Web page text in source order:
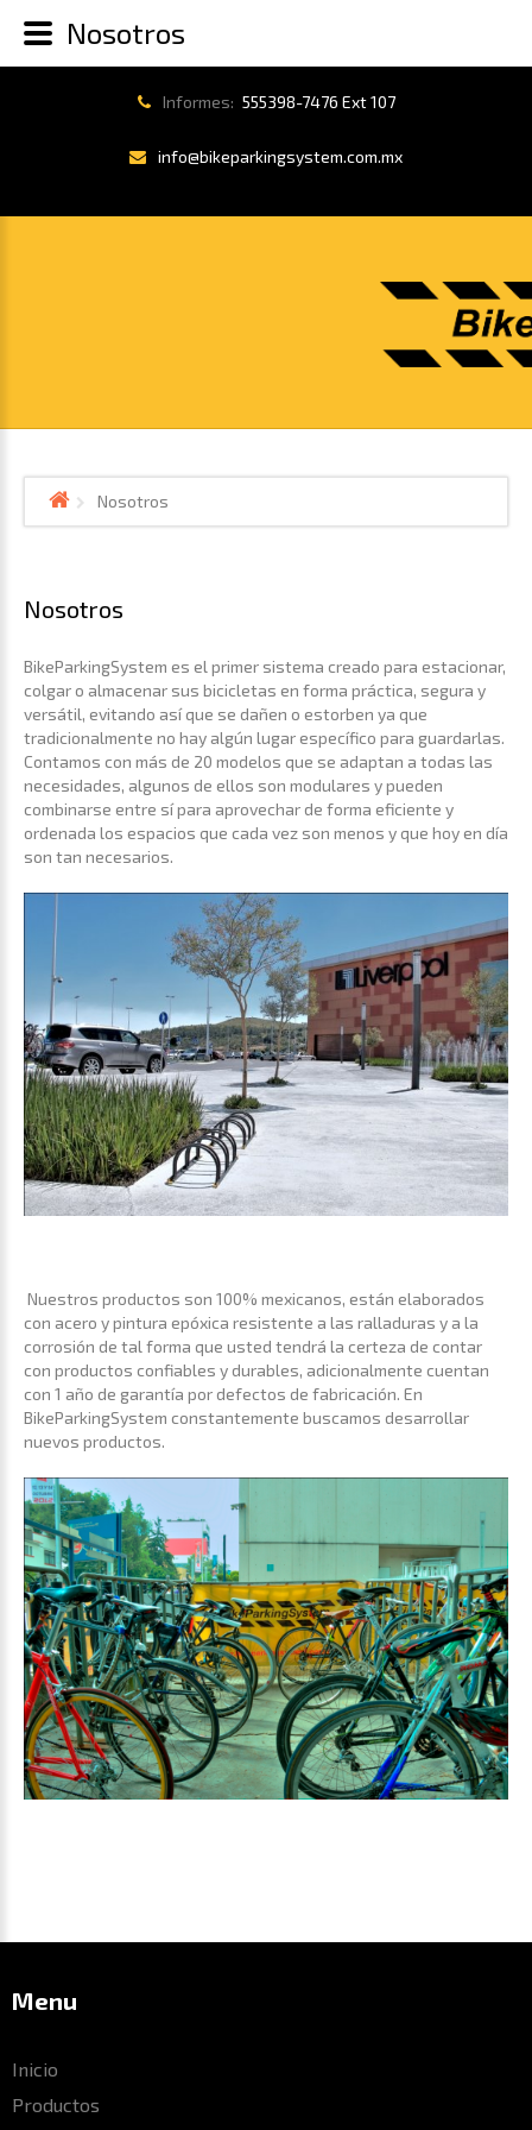
Informes: 555398-7476 Ext 107
info@bikeparkingsystem.com.mx
Nosotros
Nosotros
BikeParkingSystem es el primer sistema creado para estacionar,
colgar o almacenar sus bicicletas en forma práctica, segura y
versátil, evitando así que se dañen o estorben ya que
tradicionalmente no hay algún lugar específico para guardarlas.
Contamos con más de 20 modelos que se adaptan a todas las
necesidades, algunos de ellos son modulares y pueden
combinarse entre sí para aprovechar de forma eficiente y
ordenada los espacios que cada vez son menos y que hoy en día
son tan necesarios.
Nuestros productos son 100% mexicanos, están elaborados
con acero y pintura epóxica resistente a las ralladuras y a la
corrosión de tal forma que usted tendrá la certeza de contar
con productos confiables y durables, adicionalmente cuentan
con 1 año de garantía por defectos de fabricación. En
BikeParkingSystem constantemente buscamos desarrollar
nuevos productos.
Menu
Inicio
Productos
Nosotros